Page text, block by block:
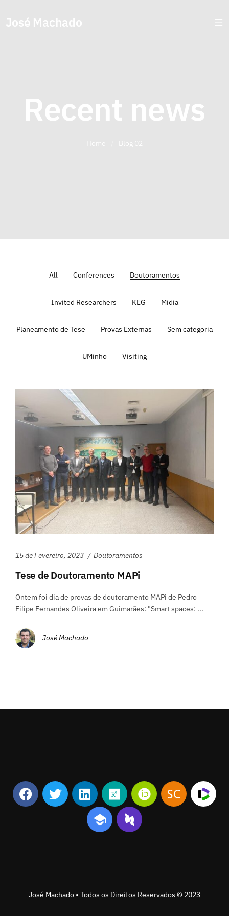
José Machado
Recent news
Home Blog 02
All Conferences Doutoramentos
Invited Researchers KEG Midia
Planeamento de Tese Provas Externas Sem categoria
UMinho Visiting
15 de Fevereiro, 2023 Doutoramentos
Tese de Doutoramento MAPi
Ontem foi dia de provas de doutoramento MAPi de Pedro
Filipe Fernandes Oliveira em Guimarães: "Smart spaces: ...
José Machado
José Machado • Todos os Direitos Reservados © 2023